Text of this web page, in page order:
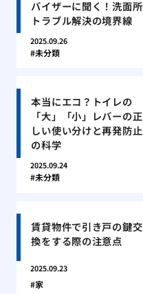
バイザーに聞く！洗面所
トラブル解決の境界線
2025.09.26
未分類
本当にエコ？トイレの
「大」「小」レバーの正
しい使い分けと再発防止
の科学
2025.09.24
未分類
賃貸物件で引き戸の鍵交
換をする際の注意点
2025.09.23
家